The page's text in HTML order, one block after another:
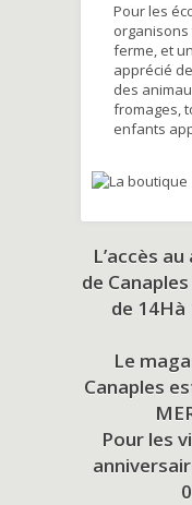
Pour les
ferme, et
apprécié
des
fromages,
enfants
L’accès
de
de 14Hà
Le
Canaples
Pour les